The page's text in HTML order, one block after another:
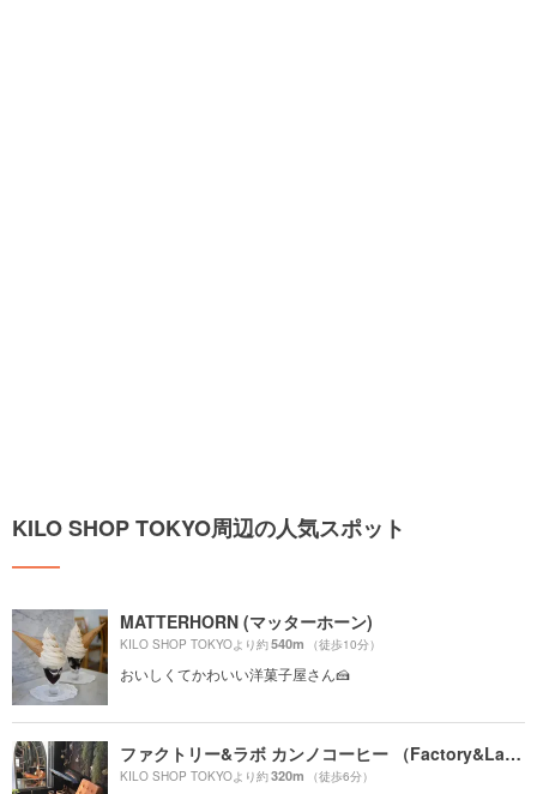
KILO SHOP TOKYO周辺の人気スポット
MATTERHORN (マッターホーン)
KILO SHOP TOKYOより約540m （徒歩10分）
おいしくてかわいい洋菓子屋さん🍰
ファクトリー&ラボ カンノコーヒー （Factory&Labo 神乃珈琲）
KILO SHOP TOKYOより約320m （徒歩6分）